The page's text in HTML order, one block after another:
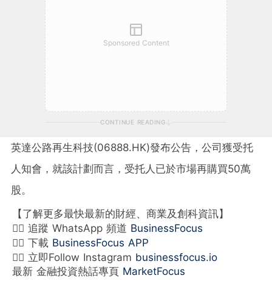
Sponsored Content
CONTINUE READING
英達公路再生科技(06888.HK)發布公告，公司獲受托
人知會，就該計劃而言，受托人已於市場再購買50萬
股。
【了解更多最快最新的財經、商業及創科資訊】
👉🏻 追蹤 WhatsApp 頻道 BusinessFocus
👉🏻 下載 BusinessFocus APP
👉🏻 立即Follow Instagram businessfocus.io
最新 金融投資熱話專頁 MarketFocus